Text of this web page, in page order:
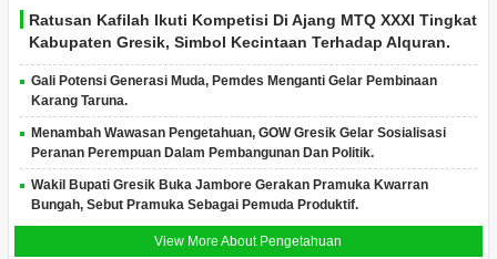
Ratusan Kafilah Ikuti Kompetisi Di Ajang MTQ XXXI Tingkat
Kabupaten Gresik, Simbol Kecintaan Terhadap Alquran.
Gali Potensi Generasi Muda, Pemdes Menganti Gelar Pembinaan
Karang Taruna.
Menambah Wawasan Pengetahuan, GOW Gresik Gelar Sosialisasi
Peranan Perempuan Dalam Pembangunan Dan Politik.
Wakil Bupati Gresik Buka Jambore Gerakan Pramuka Kwarran
Bungah, Sebut Pramuka Sebagai Pemuda Produktif.
View More About Pengetahuan